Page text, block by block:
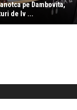
pe Dambovita,
de Iv ...